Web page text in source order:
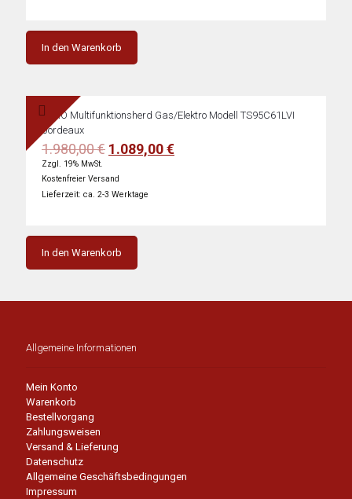
In den Warenkorb
SARO Multifunktionsherd Gas/Elektro Modell TS95C61LVI
bordeaux
1.980,00€ Ursprünglicher
war:
1.980,00 €
1.089,00€Aktueller
Zzgl. 19% MwSt.
Kostenfreier Versand
Lieferzeit: ca. 2-3 Werktage
In den Warenkorb
Allgemeine Informationen
Mein Konto
Warenkorb
Bestellvorgang
Zahlungsweisen
Versand & Lieferung
Datenschutz
Allgemeine Geschäftsbedingungen
Impressum